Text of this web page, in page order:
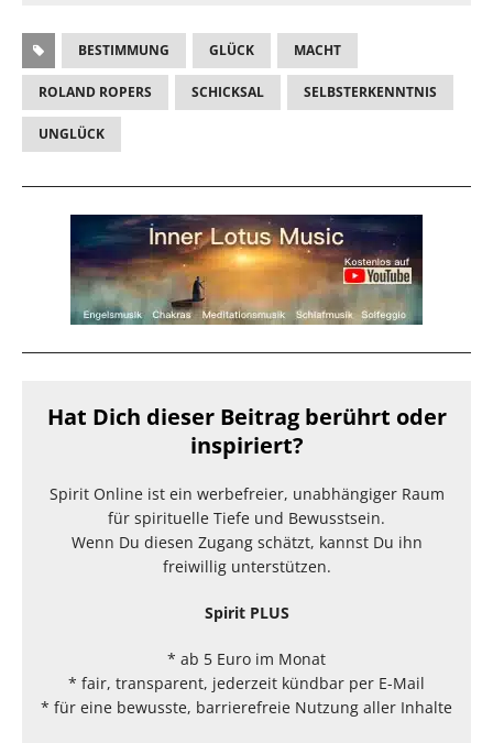
BESTIMMUNG GLÜCK MACHT
ROLAND ROPERS SCHICKSAL SELBSTERKENNTNIS
UNGLÜCK
Hat Dich dieser Beitrag berührt oder
inspiriert?
Spirit Online ist ein werbefreier, unabhängiger Raum
für spirituelle Tiefe und Bewusstsein.
Wenn Du diesen Zugang schätzt, kannst Du ihn
freiwillig unterstützen.
Spirit PLUS
* ab 5 Euro im Monat
* fair, transparent, jederzeit kündbar per E-Mail
* für eine bewusste, barrierefreie Nutzung aller Inhalte